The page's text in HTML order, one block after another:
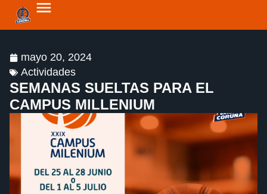
mayo 20, 2024
Actividades
SEMANAS SUELTAS PARA EL
CAMPUS MILLENIUM